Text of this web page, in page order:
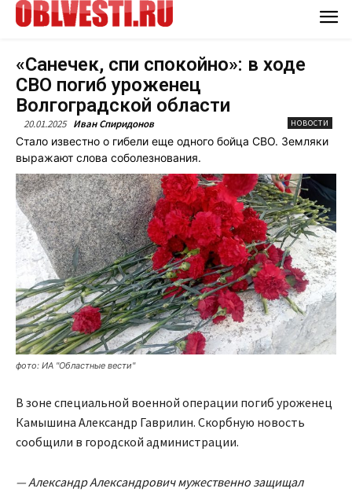
«Санечек, спи спокойно»: в ходе
СВО погиб уроженец
Волгоградской области
20.01.2025 Иван Спиридонов НОВОСТИ
Стало известно о гибели еще одного бойца СВО. Земляки
выражают слова соболезнования.
фото: ИА "Областные вести"
В зоне специальной военной операции погиб уроженец
Камышина Александр Гаврилин. Скорбную новость
сообщили в городской администрации.
— Александр Александрович мужественно защищал